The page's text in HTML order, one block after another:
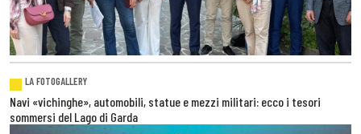
LA FOTOGALLERY
Navi «vichinghe», automobili, statue e mezzi militari: ecco i tesori
sommersi del Lago di Garda